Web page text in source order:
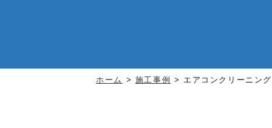
ホーム > 施工事例 > エアコンクリーニング